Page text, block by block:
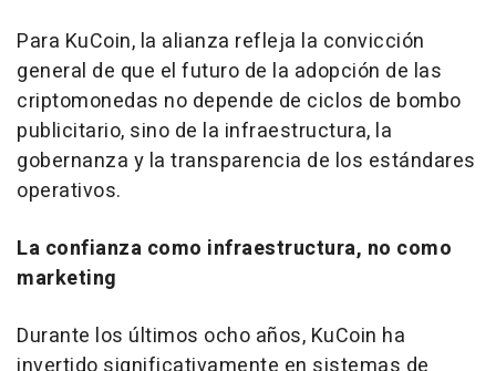
Para KuCoin, la alianza refleja la convicción
general de que el futuro de la adopción de las
criptomonedas no depende de ciclos de bombo
publicitario, sino de la infraestructura, la
gobernanza y la transparencia de los estándares
operativos.
La confianza como infraestructura, no como
marketing
Durante los últimos ocho años, KuCoin ha